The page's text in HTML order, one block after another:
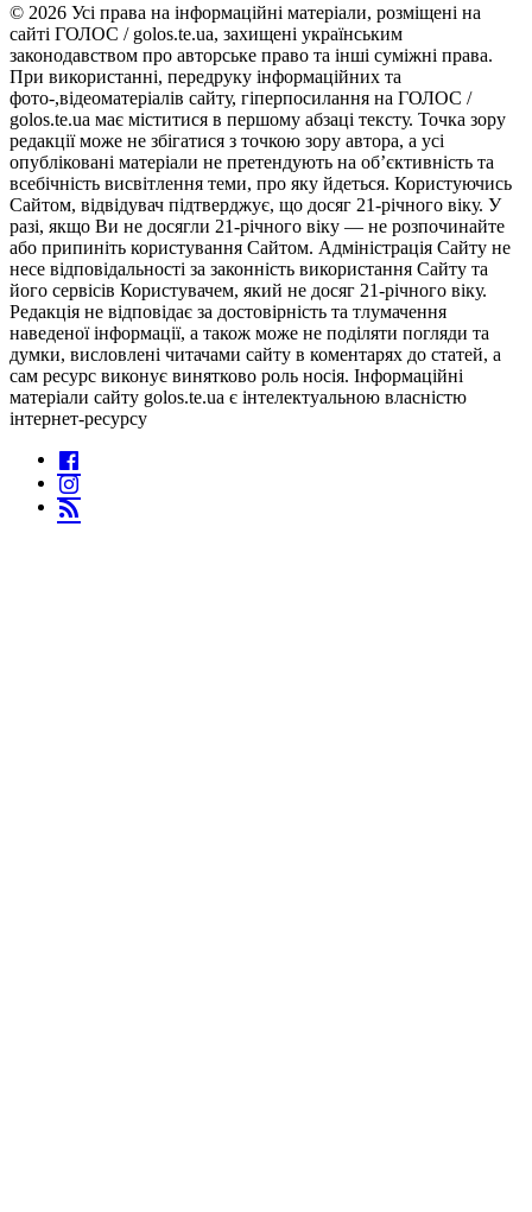
© 2026 Усі права на інформаційні матеріали, розміщені на
сайті ГОЛОС / golos.te.ua, захищені українським
законодавством про авторське право та інші суміжні права.
При використанні, передруку інформаційних та
фото-,відеоматеріалів сайту, гіперпосилання на ГОЛОС /
golos.te.ua має міститися в першому абзаці тексту. Точка зору
редакції може не збігатися з точкою зору автора, а усі
опубліковані матеріали не претендують на об’єктивність та
всебічність висвітлення теми, про яку йдеться. Користуючись
Сайтом, відвідувач підтверджує, що досяг 21-річного віку. У
разі, якщо Ви не досягли 21-річного віку — не розпочинайте
або припиніть користування Сайтом. Адміністрація Сайту не
несе відповідальності за законність використання Сайту та
його сервісів Користувачем, який не досяг 21-річного віку.
Редакція не відповідає за достовірність та тлумачення
наведеної інформації, а також може не поділяти погляди та
думки, висловлені читачами сайту в коментарях до статей, а
сам ресурс виконує винятково роль носія. Інформаційні
матеріали сайту golos.te.ua є інтелектуальною власністю
інтернет-ресурсу